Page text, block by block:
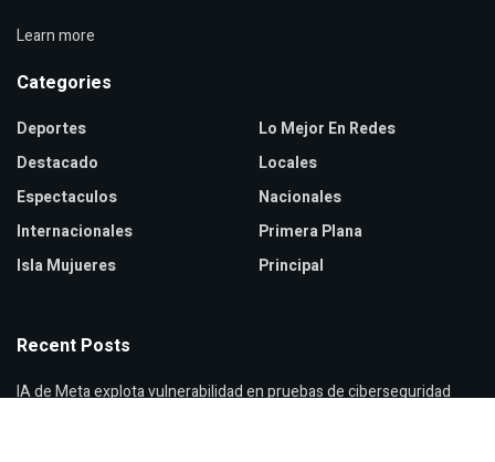
Learn more
Categories
Deportes
Destacado
Espectaculos
Internacionales
Isla Mujueres
Lo Mejor En Redes
Locales
Nacionales
Primera Plana
Principal
Recent Posts
IA de Meta explota vulnerabilidad en pruebas de ciberseguridad